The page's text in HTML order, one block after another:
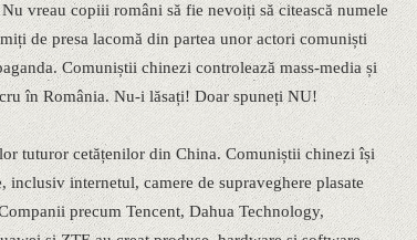
vreau copiii români să fie nevoiți să citească numele
de presa lacomă din partea unor actori comuniști
Comuniștii chinezi controlează mass-media și
în România. Nu-i lăsați! Doar spuneți NU!
tuturor cetățenilor din China. Comuniștii chinezi își
internetul, camere de supraveghere plasate
precum Tencent, Dahua Technology,